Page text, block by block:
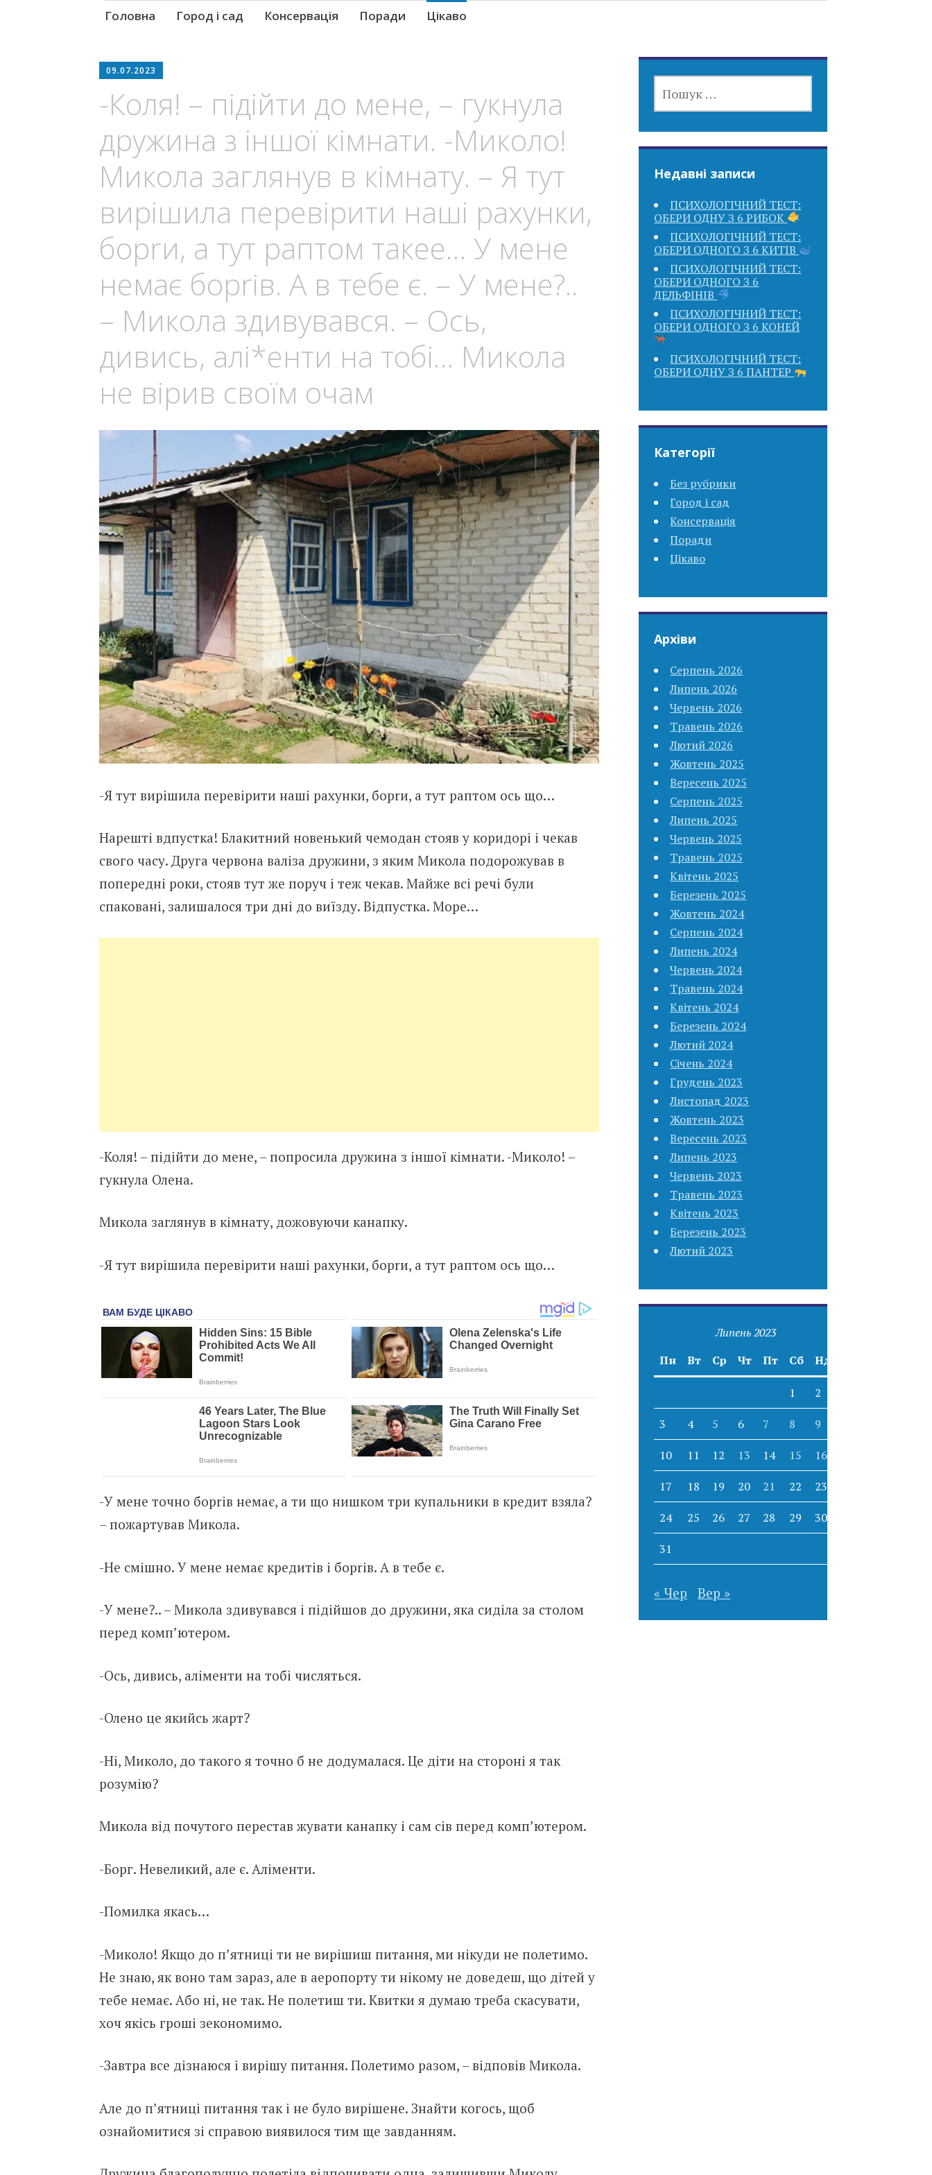
Skip
Головна Город і сад Консервація Поради Цікаво
09.07.2023
-Коля! – підійти до мене, – гукнула
дружина з іншої кімнати. -Миколо!
Микола заглянув в кімнату. – Я тут
вирішила перевірити наші рахунки,
бoprи, а тут раптом такее… У мене
немає бopriв. А в тебе є. – У мене?..
– Микола здивувався. – Ось,
дивись, aлі*енти на тобі… Микола
не вірив своїм очам
-Я тут вирішила перевірити наші рахунки, борrи, а тут раптом ось що…
Нарешті вдпустка! Блакитний новенький чемодан стояв у коридорі і чекав
свого часу. Друга червона валіза дружини, з яким Микола подорожував в
попередні роки, стояв тут же поруч і теж чекав. Майже всі речі були
спаковані, залишалося три дні до виїзду. Відпустка. Море…
-Коля! – підійти до мене, – попросила дружина з іншої кімнати. -Миколо! –
гукнула Олена.
Микола заглянув в кімнату, дожовуючи канапку.
-Я тут вирішила перевірити наші рахунки, борrи, а тут раптом ось що…
-У мене точно борrів немає, а ти що нишком три купальники в кредит взяла?
– пожартував Микола.
-Не смішно. У мене немає кредитів і борrів. А в тебе є.
-У мене?.. – Микола здивувався і підійшов до дружини, яка сиділа за столом
перед комп’ютером.
-Ось, дивись, аліменти на тобі числяться.
-Олено це якийсь жарт?
-Ні, Миколо, до такого я точно б не додумалася. Це діти на стороні я так
розумію?
Микола від почутого перестав жувати канапку і сам сів перед комп’ютером.
-Борг. Невеликий, але є. Аліменти.
-Помилка якась…
-Миколо! Якщо до п’ятниці ти не вирішиш питання, ми нікуди не полетимо.
Не знаю, як воно там зараз, але в аеропорту ти нікому не доведеш, що дітей у
тебе немає. Або ні, не так. Не полетиш ти. Квитки я думаю треба скасувати,
хоч якісь гроші зекономимо.
-Завтра все дізнаюся і вирішу питання. Полетимо разом, – відповів Микола.
Але до п’ятниці питання так і не було вирішене. Знайти когось, щоб
ознайомитися зі справою виявилося тим ще завданням.
Недавні записи
ПСИХОЛОГІЧНИЙ ТЕСТ:
ОБЕРИ ОДНУ З 6 РИБОК
ПСИХОЛОГІЧНИЙ ТЕСТ:
ОБЕРИ ОДНОГО З 6 КИТІВ
ПСИХОЛОГІЧНИЙ ТЕСТ:
ОБЕРИ ОДНОГО З 6
ДЕЛЬФІНІВ
ПСИХОЛОГІЧНИЙ ТЕСТ:
ОБЕРИ ОДНОГО З 6 КОНЕЙ
ПСИХОЛОГІЧНИЙ ТЕСТ:
ОБЕРИ ОДНУ З 6 ПАНТЕР
Категорії
Без рубрики
Город і сад
Консервація
Поради
Цікаво
Архіви
Серпень 2026
Липень 2026
Червень 2026
Травень 2026
Лютий 2026
Жовтень 2025
Вересень 2025
Серпень 2025
Липень 2025
Червень 2025
Травень 2025
Квітень 2025
Березень 2025
Жовтень 2024
Серпень 2024
Липень 2024
Червень 2024
Травень 2024
Квітень 2024
Березень 2024
Лютий 2024
Січень 2024
Грудень 2023
Листопад 2023
Жовтень 2023
Вересень 2023
Липень 2023
Червень 2023
Травень 2023
Квітень 2023
Березень 2023
Лютий 2023
Липень 2023
Пн
Вт Ср Чт Пт Сб Нд
1 2
3 4 5 6 7 8 9
10 11 12 13 14 15 16
17 18 19 20 21 22 23
24 25 26 27 28 29 30
31
« Чер Вер »